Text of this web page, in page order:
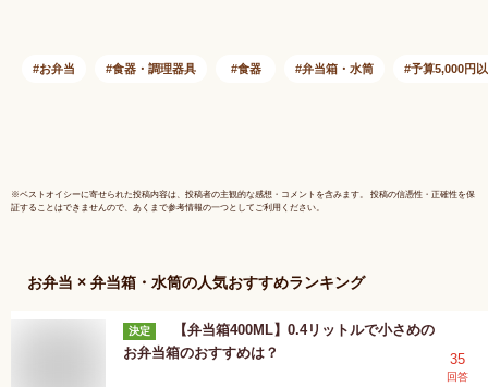
き 銀 AG 食洗機OK
お弁当 食器・調理器具 食器 弁当箱・水筒 予算5,000円
※ベストオイシーに寄せられた投稿内容は、投稿者の主観的な感想・コメントを含みます。 投稿の信憑性・正確性を保
証することはできませんので、あくまで参考情報の一つとしてご利用ください。
お弁当 × 弁当箱・水筒の人気おすすめランキング
決定
【弁当箱400ML】0.4リットルで小さめの
お弁当箱のおすすめは？
35
回答